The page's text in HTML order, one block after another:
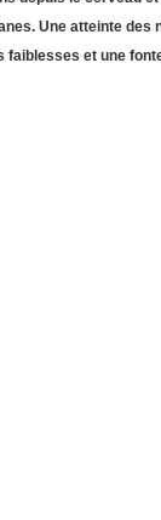
Une atteinte des
faiblesses et une